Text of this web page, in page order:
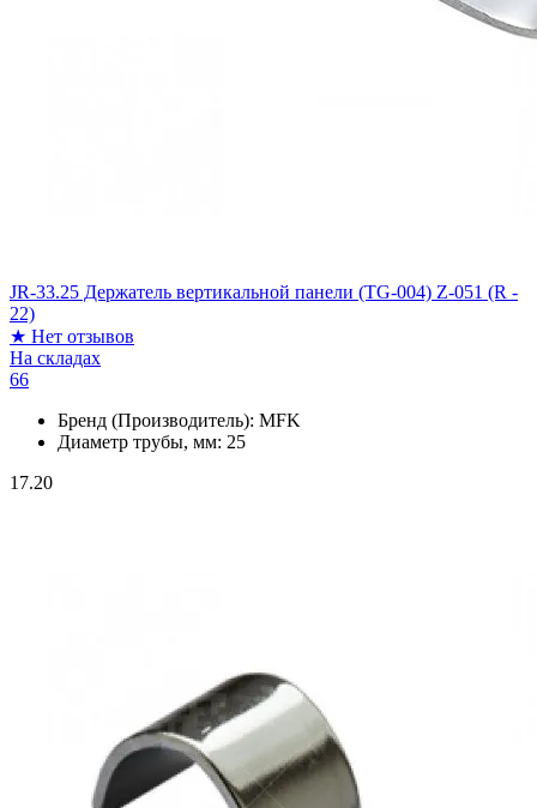
JR-33.25 Держатель вертикальной панели (TG-004) Z-051 (R -
22)
★ Нет отзывов
На складах
66
Бренд (Производитель): MFK
Диаметр трубы, мм: 25
17.20